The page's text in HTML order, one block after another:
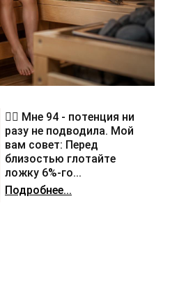
❤️‍🔥 Мне 94 - потенция ни
разу не подводила. Мой
вам совет: Перед
близостью глотайте
ложку 6%-го...
Подробнее...